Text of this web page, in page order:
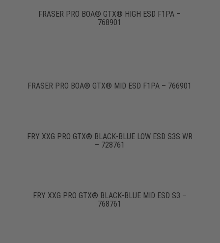
FRASER PRO BOA® GTX® HIGH ESD F1PA –
768901
FRASER PRO BOA® GTX® MID ESD F1PA – 766901
FRY XXG PRO GTX® BLACK-BLUE LOW ESD S3S WR
– 728761
FRY XXG PRO GTX® BLACK-BLUE MID ESD S3 –
768761